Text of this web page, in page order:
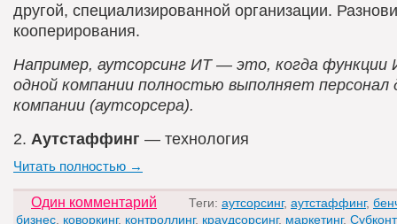
другой, специализированной организации.
кооперирования.
Например, аутсорсинг ИТ — это, когда функции
одной компании полностью выполняет персонал
компании (аутсорсера).
2. Аутстаффинг — технология
Читать полностью →
Один комментарий Теги: аутсорсинг, аутстаффинг,
бизнес коворкинг, контроллинг, краудсорсинг, маркетинг,